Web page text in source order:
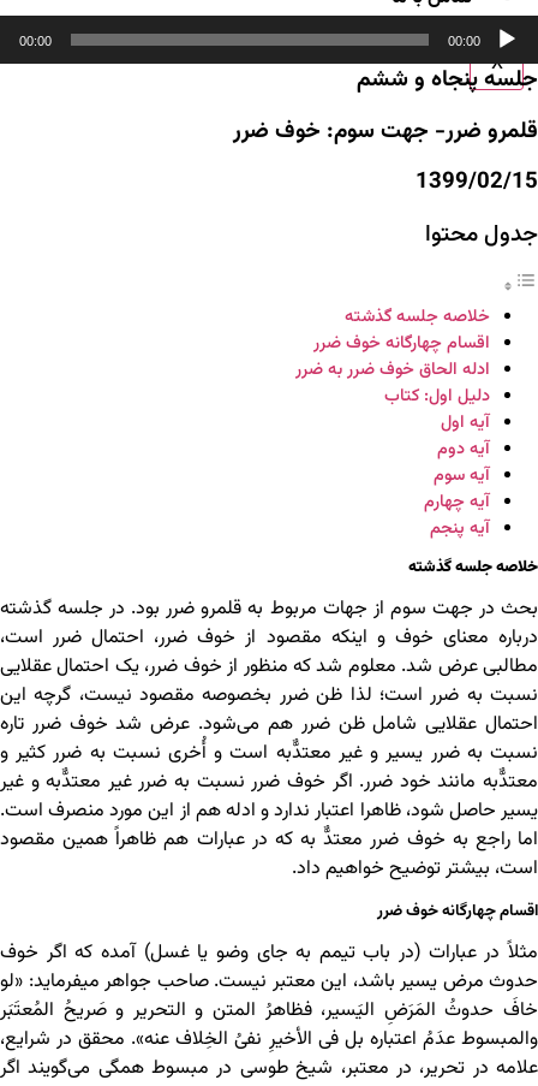
X
پخش‌کننده
صوت
00:00
00:00
جلسه پنجاه و ششم
قلمرو ضرر- جهت سوم: خوف ضرر
1399/02/15
جدول محتوا
خلاصه جلسه گذشته
اقسام چهارگانه خوف ضرر
ادله الحاق خوف ضرر به ضرر
دلیل اول: کتاب
آیه اول
آیه دوم
آیه سوم
آیه چهارم
آیه پنجم
خلاصه جلسه گذشته
بحث در جهت سوم از جهات مربوط به قلمرو ضرر بود. در جلسه گذشته
درباره معنای خوف و اینکه مقصود از خوف ضرر، احتمال ضرر است،
مطالبی عرض شد. معلوم شد که منظور از خوف ضرر، یک احتمال عقلایی
نسبت به ضرر است؛ لذا ظن ضرر بخصوصه مقصود نیست، گرچه این
احتمال عقلایی شامل ظن ضرر هم می‌شود. عرض شد خوف ضرر تاره
نسبت به ضرر یسیر و غیر معتدٌّبه است و أُخری نسبت به ضرر کثیر و
معتدٌّبه مانند خود ضرر. اگر خوف ضرر نسبت به ضرر غیر معتدٌّبه و غیر
یسیر حاصل شود، ظاهرا اعتبار ندارد و ادله هم از این مورد منصرف است.
اما راجع به خوف ضرر معتدٌّ به که در عبارات هم ظاهراً همین مقصود
است، بیشتر توضیح خواهیم داد.
اقسام چهارگانه خوف ضرر
مثلاً در عبارات (در باب تیمم به جای وضو یا غسل) آمده که اگر خوف
حدوث مرض یسیر باشد، این معتبر نیست. صاحب جواهر می‎فرماید: «لو
خافَ حدوثُ المَرَضِ الیَسیر، فظاهرُ المتن و التحریر و صَریحُ المُعتَبَر
والمبسوط عدَمُ اعتباره بل فی الأخیرِ نفیُ الخِلاف عنه». محقق در شرایع،
علامه در تحریر، در معتبر، شیخ طوسی در مبسوط همگی می‌گویند اگر